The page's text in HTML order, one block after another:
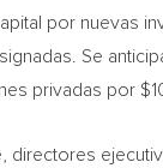
por nuevas
Se
privadas por
, directores